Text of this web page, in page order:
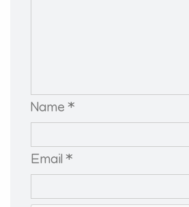
Name *
Email *